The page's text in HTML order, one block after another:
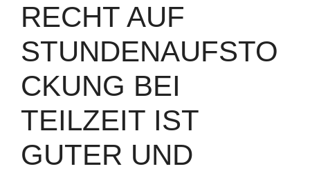
RECHT AUF
STUNDENAUFSTO
CKUNG BEI
TEILZEIT IST
GUTER UND